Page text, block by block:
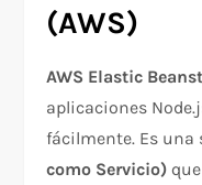
(AWS)
AWS Elastic
aplicaciones
fácilmente. Es una
como Servicio)